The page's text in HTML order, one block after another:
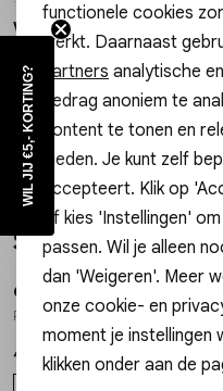
Winkelvoorraad
Kenmerken
Verzending /
Retourneren
Style dit met
Gossip
P987 WIDE LEG PANTALON
49,99
Analytische
Marketing
functionele cookies
werkt. Daarnaast
partners analytische
gedrag anoniem te
content te tonen en
bieden. Je kunt zelf
accepteert. Klik op
of kies 'Instellingen'
passen. Wil je alleen
dan 'Weigeren'. Meer
onze cookie- en
moment je instellingen
klikken onder aan de
WIL JIJ €5,- KORTING?